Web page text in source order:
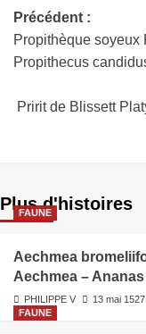
Précédent :
Propithèque soyeux
Propithecus
Pririt de Blissett
Plus d'histoires
FAUNE
Aechmea
Aechmea –
PHILIPPE V 13 mai 1527
FAUNE